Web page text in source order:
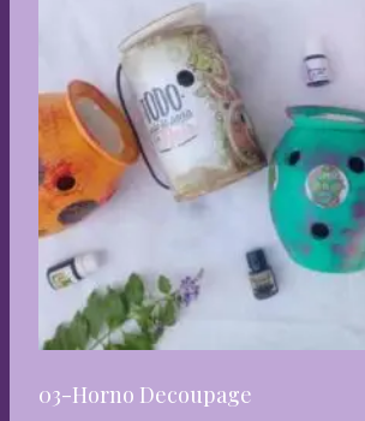
03-Horno Decoupage